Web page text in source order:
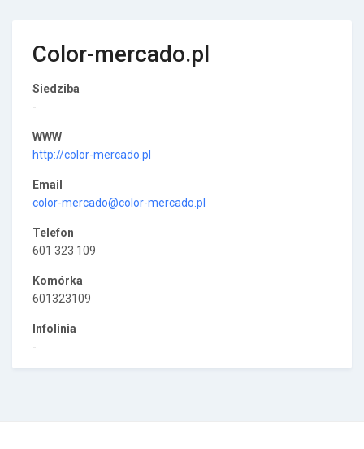
Color-mercado.pl
Siedziba
-
WWW
http://color-mercado.pl
Email
color-mercado@color-mercado.pl
Telefon
601 323 109
Komórka
601323109
Infolinia
-